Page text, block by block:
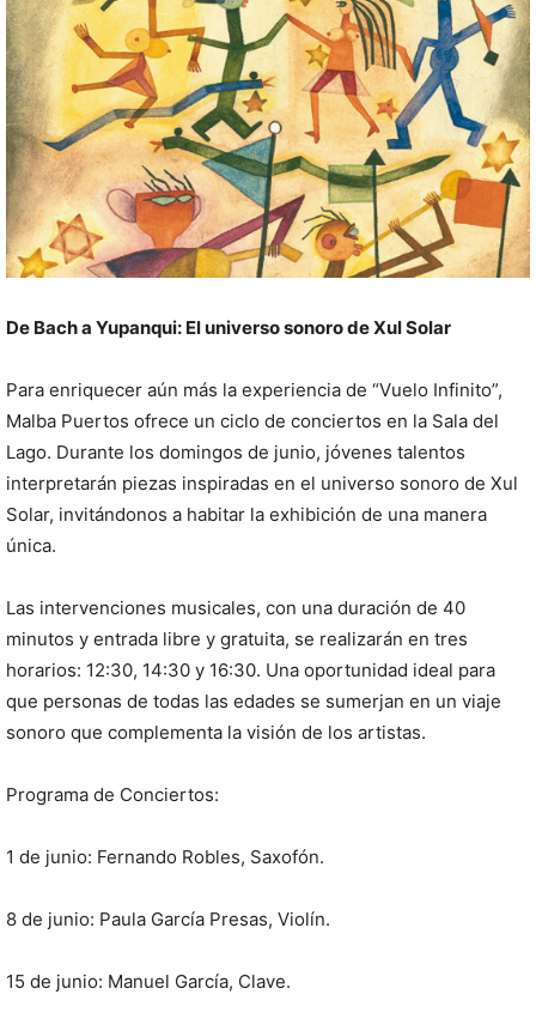
De Bach a Yupanqui: El universo sonoro de Xul Solar
Para enriquecer aún más la experiencia de “Vuelo Infinito”,
Malba Puertos ofrece un ciclo de conciertos en la Sala del
Lago. Durante los domingos de junio, jóvenes talentos
interpretarán piezas inspiradas en el universo sonoro de Xul
Solar, invitándonos a habitar la exhibición de una manera
única.
Las intervenciones musicales, con una duración de 40
minutos y entrada libre y gratuita, se realizarán en tres
horarios: 12:30, 14:30 y 16:30. Una oportunidad ideal para
que personas de todas las edades se sumerjan en un viaje
sonoro que complementa la visión de los artistas.
Programa de Conciertos:
1 de junio: Fernando Robles, Saxofón.
8 de junio: Paula García Presas, Violín.
15 de junio: Manuel García, Clave.